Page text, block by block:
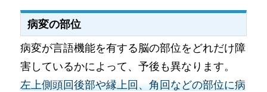
病変の部位
病変が言語機能を有する脳の部位をどれだけ障
害しているかによって、予後も異なります。
左上側頭回後部や縁上回、角回などの部位に病